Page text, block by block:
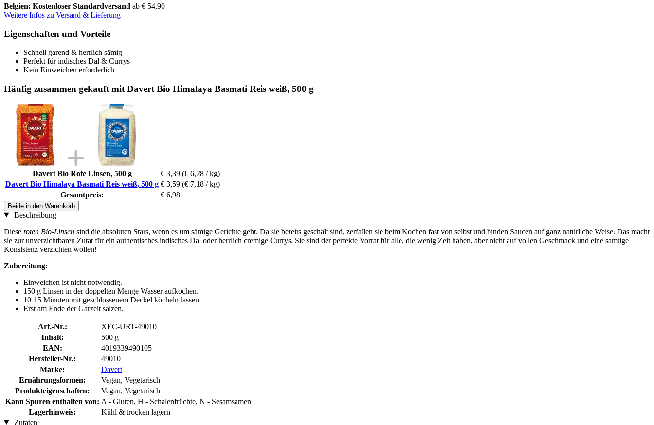
Belgien: Kostenloser Standardversand ab € 54,90
Weitere Infos zu Versand & Lieferung
Eigenschaften und Vorteile
Schnell garend & herrlich sämig
Perfekt für indisches Dal & Currys
Kein Einweichen erforderlich
Häufig zusammen gekauft mit Davert Bio Himalaya Basmati Reis weiß, 500 g
Davert Bio Rote Linsen, 500 g € 3,39 (€ 6,78 / kg)
Davert Bio Himalaya Basmati Reis weiß, 500 g € 3,59 (€ 7,18 / kg)
Gesamtpreis:
€ 6,98
Beide in den Warenkorb
Beschreibung
Diese roten Bio-Linsen sind die absoluten Stars, wenn es um sämige Gerichte geht. Da sie bereits geschält sind, zerfallen sie beim Kochen fast von selbst und binden Saucen auf ganz natürliche Weise. Das macht
sie zur unverzichtbaren Zutat für ein authentisches indisches Dal oder herrlich cremige Currys. Sie sind der perfekte Vorrat für alle, die wenig Zeit haben, aber nicht auf vollen Geschmack und eine samtige
Konsistenz verzichten wollen!
Zubereitung:
Einweichen ist nicht notwendig.
150 g Linsen in der doppelten Menge Wasser aufkochen.
10-15 Minuten mit geschlossenem Deckel köcheln lassen.
Erst am Ende der Garzeit salzen.
Art.-Nr.:
XEC-URT-49010
Inhalt:
500 g
EAN:
4019339490105
Hersteller-Nr.:
49010
Marke:
Davert
Ernährungsformen:
Vegan, Vegetarisch
Produkteigenschaften:
Vegan, Vegetarisch
Kann Spuren enthalten von: A - Gluten, H - Schalenfrüchte, N - Sesamsamen
Lagerhinweis:
Kühl & trocken lagern
Zutaten